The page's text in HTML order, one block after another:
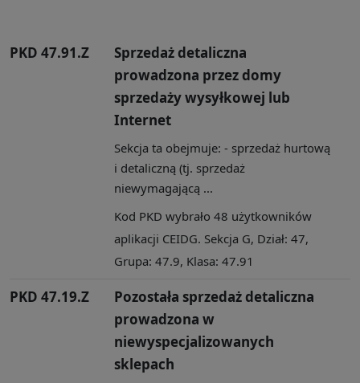
PKD 47.91.Z
Sprzedaż detaliczna
prowadzona przez domy
sprzedaży wysyłkowej lub
Internet
Sekcja ta obejmuje: - sprzedaż hurtową
i detaliczną (tj. sprzedaż
niewymagającą ...
Kod PKD wybrało 48 użytkowników
aplikacji CEIDG. Sekcja G, Dział: 47,
Grupa: 47.9, Klasa: 47.91
PKD 47.19.Z
Pozostała sprzedaż detaliczna
prowadzona w
niewyspecjalizowanych
sklepach